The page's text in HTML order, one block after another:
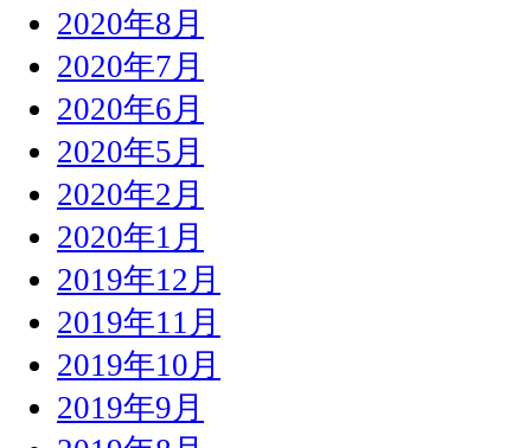
2020年8月
2020年7月
2020年6月
2020年5月
2020年2月
2020年1月
2019年12月
2019年11月
2019年10月
2019年9月